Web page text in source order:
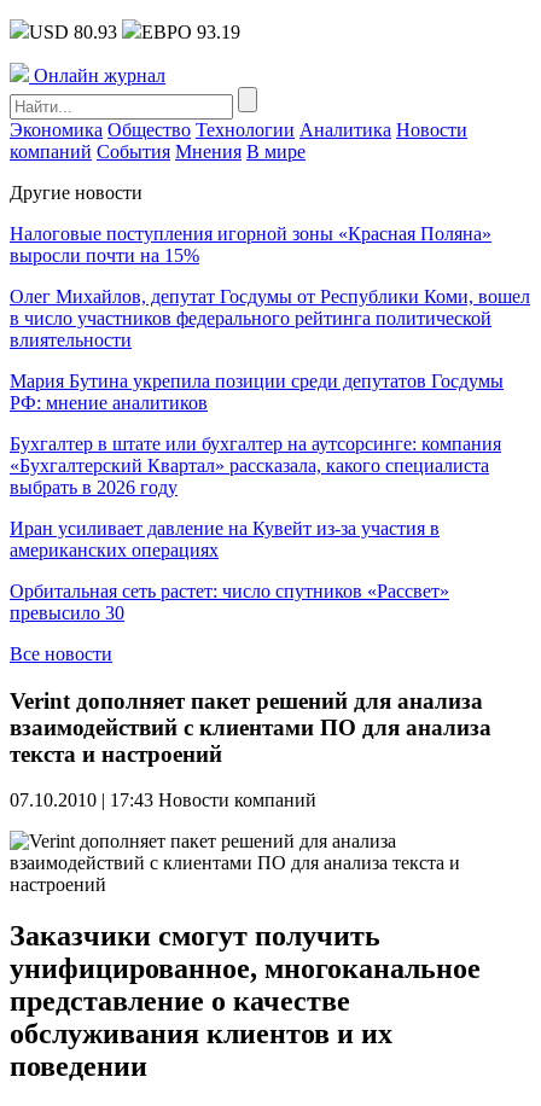
USD 80.93 ЕВРО 93.19
Онлайн журнал
Экономика Общество Технологии Аналитика Новости
компаний События Мнения В мире
Другие новости
Налоговые поступления игорной зоны «Красная Поляна»
выросли почти на 15%
Олег Михайлов, депутат Госдумы от Республики Коми, вошел
в число участников федерального рейтинга политической
влиятельности
Мария Бутина укрепила позиции среди депутатов Госдумы
РФ: мнение аналитиков
Бухгалтер в штате или бухгалтер на аутсорсинге: компания
«Бухгалтерский Квартал» рассказала, какого специалиста
выбрать в 2026 году
Иран усиливает давление на Кувейт из-за участия в
американских операциях
Орбитальная сеть растет: число спутников «Рассвет»
превысило 30
Все новости
Verint дополняет пакет решений для анализа
взаимодействий с клиентами ПО для анализа
текста и настроений
07.10.2010 | 17:43 Новости компаний
Заказчики смогут получить
унифицированное, многоканальное
представление о качестве
обслуживания клиентов и их
поведении